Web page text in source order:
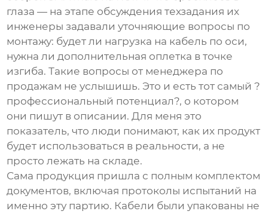
глаза — на этапе обсуждения техзадания их
инженеры задавали уточняющие вопросы по
монтажу: будет ли нагрузка на кабель по оси,
нужна ли дополнительная оплетка в точке
изгиба. Такие вопросы от менеджера по
продажам не услышишь. Это и есть тот самый ?
профессиональный потенциал?, о котором
они пишут в описании. Для меня это
показатель, что люди понимают, как их продукт
будет использоваться в реальности, а не
просто лежать на складе.
Сама продукция пришла с полным комплектом
документов, включая протоколы испытаний на
именно эту партию. Кабели были упакованы не